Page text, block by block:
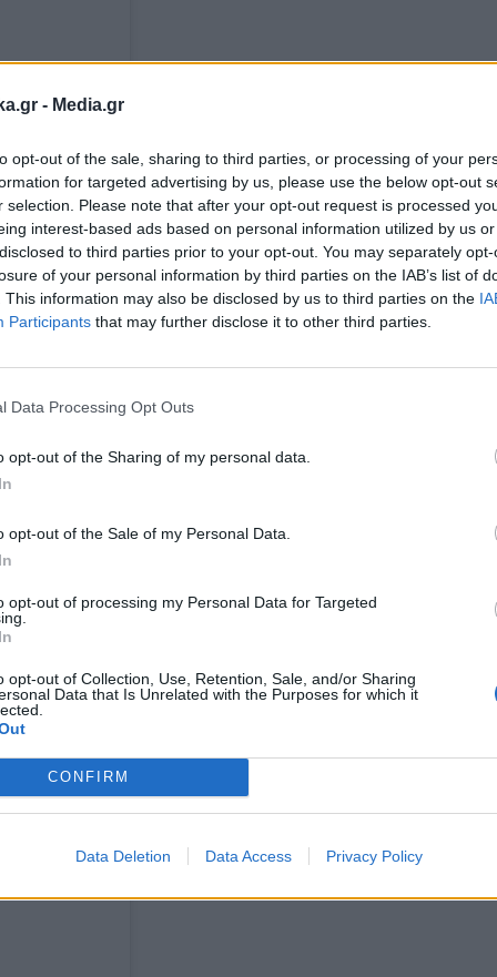
- Media.gr
opt-out of the sale, sharing to third parties, or processing of your
for targeted advertising by us, please use the below opt-out
selection. Please note that after your opt-out request is processed
interest-based ads based on personal information utilized by us
to third parties prior to your opt-out. You may separately
of your personal information by third parties on the IAB’s list of
This information may also be disclosed by us to third parties on the
Participants that may further disclose it to other third parties.
Data Processing Opt Outs
opt-out of the Sharing of my personal data.
opt-out of the Sale of my Personal Data.
opt-out of processing my Personal Data for Targeted
opt-out of Collection, Use, Retention, Sale, and/or Sharing
Data that Is Unrelated with the Purposes for which it
CONFIRM
Data Deletion Data Access Privacy Policy
Η δημοσίευση κοινοποιήθηκε από το χρήστη Olympiacos Piraeus (@olympiacossfp)
ένα πολύ δυνατό
συνεργασίας του με τον Αλέξανδρο
νέο του συμβόλαιο και εντάσσεται στο
Ράπτης, σε ηλικία 26 ετών, αποτελεί έναν
τέσσερα χρόνια, αγωνίστηκε στο
Στην Ελλάδα, έχει αγωνιστεί σε ΠΑΟΚ (2022-
Εθνικής μας ομάδας Ανδρών, στην οποία
newsletter
Αποδέχομαι τουςόρους χρήσης